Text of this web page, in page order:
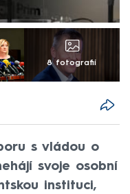
8 fotografií
s vládou o
svoje osobní
instituci,